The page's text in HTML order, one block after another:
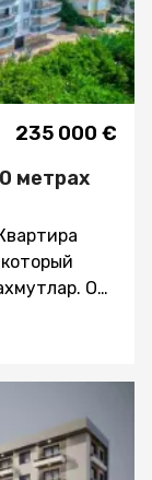
235 000 €
метрах
Он
время
а также
либо